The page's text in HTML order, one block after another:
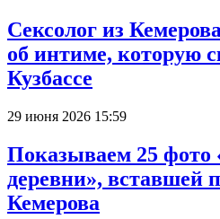
Сексолог из
об интиме, которую
Кузбассе
29 июня 2026 15:59
Показываем 25 фото
деревни», вставшей
Кемерова